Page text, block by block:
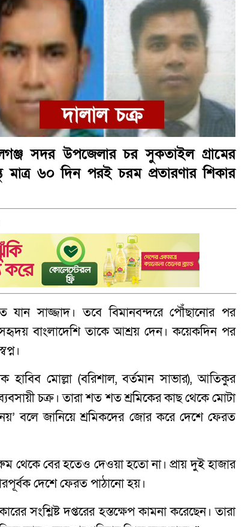
সদর উপজেলার চর সুকতাইল গ্রামের
মাত্র ৬০ দিন পরই চরম প্রতারণার শিকার
সাজ্জাদ। তবে বিমানবন্দরে পৌঁছানোর পর
বাংলাদেশি তাকে আশ্রয় দেন। কয়েকদিন পর
হাবিব মোল্লা (বরিশাল, বর্তমান সাভার), আতিকুর
চক্র। তারা শত শত শ্রমিকের কাছ থেকে মোটা
বলে জানিয়ে শ্রমিকদের জোর করে দেশে ফেরত
থেকে বের হতেও দেওয়া হতো না। প্রায় দুই হাজার
দেশে ফেরত পাঠানো হয়।
সংশ্লিষ্ট দপ্তরের হস্তক্ষেপ কামনা করেছেন। তারা